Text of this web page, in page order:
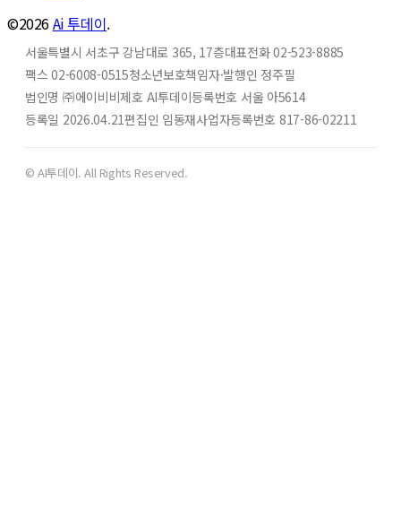
©2026Ai 투데이.
서울특별시 서초구 강남대로 365, 17층대표전화 02-523-8885
팩스 02-6008-0515청소년보호책임자·발행인 정주필
법인명 ㈜에이비비제호 AI투데이등록번호 서울 아5614
등록일 2026.04.21편집인 임동재사업자등록번호 817-86-02211
© AI투데이. All Rights Reserved.